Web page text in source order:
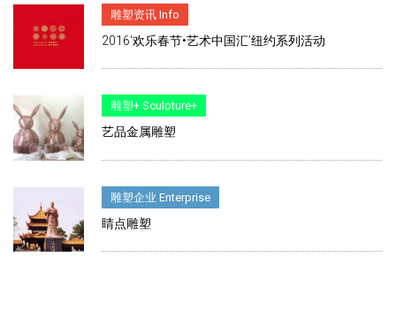
雕塑资讯 Info
2016‘欢乐春节•艺术中国汇’纽约系列活动
雕塑+ Sculpture+
艺品金属雕塑
雕塑企业 Enterprise
睛点雕塑